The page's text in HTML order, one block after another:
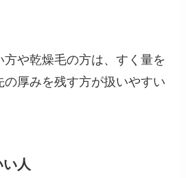
や乾燥毛の方は、すく量を
厚みを残す方が扱いやすい
人